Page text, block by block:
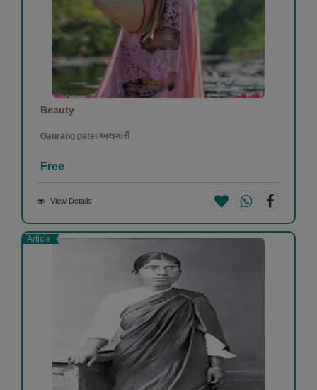
Beauty
Gaurang patel અલગારી
Free
View Details
Article